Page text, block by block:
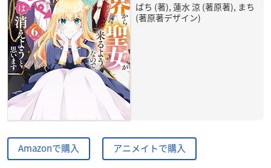
ばち (著), 蓮水 涼 (著原著), まち
(著原著デザイン)
Amazonで購入 アニメイトで購入